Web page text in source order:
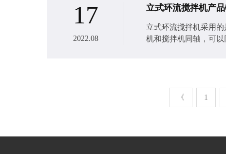
17
2022.08
立式环流搅拌机产
立式环流搅拌机​采用
机和搅拌机同轴，可以
《 1